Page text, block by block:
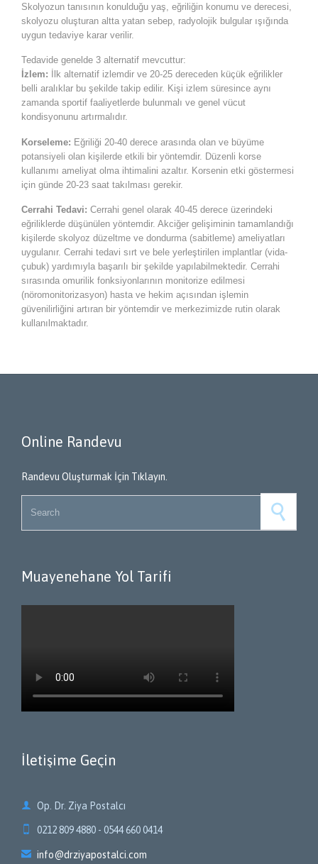
Skolyozun tanısının konulduğu yaş, eğriliğin konumu ve derecesi,
skolyozu oluşturan altta yatan sebep, radyolojik bulgular ışığında
uygun tedaviye karar verilir.
Tedavide genelde 3 alternatif mevcuttur:
İzlem: İlk alternatif izlemdir ve 20-25 dereceden küçük eğrilikler
belli aralıklar bu şekilde takip edilir. Kişi izlem süresince aynı
zamanda sportif faaliyetlerde bulunmalı ve genel vücut
kondisyonunu artırmalıdır.
Korseleme: Eğriliği 20-40 derece arasında olan ve büyüme
potansiyeli olan kişilerde etkili bir yöntemdir. Düzenli korse
kullanımı ameliyat olma ihtimalini azaltır. Korsenin etki göstermesi
için günde 20-23 saat takılması gerekir.
Cerrahi Tedavi: Cerrahi genel olarak 40-45 derece üzerindeki
eğriliklerde düşünülen yöntemdir. Akciğer gelişiminin tamamlandığı
kişilerde skolyoz düzeltme ve dondurma (sabitleme) ameliyatları
uygulanır. Cerrahi tedavi sırt ve bele yerleştirilen implantlar (vida-
çubuk) yardımıyla başarılı bir şekilde yapılabilmektedir. Cerrahi
sırasında omurilik fonksiyonlarının monitorize edilmesi
(nöromonitorizasyon) hasta ve hekim açısından işlemin
güvenilirliğini artıran bir yöntemdir ve merkezimizde rutin olarak
kullanılmaktadır.
Online Randevu
Randevu Oluşturmak İçin Tıklayın.
Muayenehane Yol Tarifi
İletişime Geçin
 Op. Dr. Ziya Postalcı
0212 809 4880 - 0544 660 0414
 info@drziyapostalci.com